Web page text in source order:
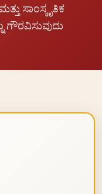
ಸಾಂಸ್ಕೃತಿಕ
ಗೌರವಿಸುವುದು